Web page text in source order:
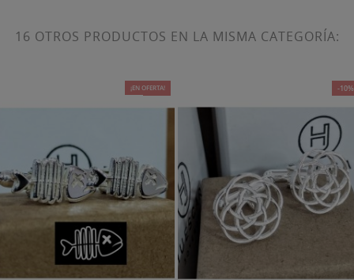
16 OTROS PRODUCTOS EN LA MISMA CATEGORÍA:
-15%
¡EN OFERTA! -10%